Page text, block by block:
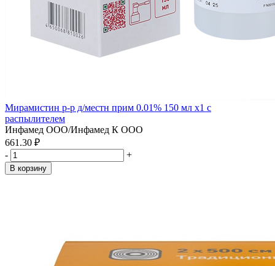
Мирамистин р-р д/местн прим 0.01% 150 мл x1 с
распылителем
Инфамед ООО/Инфамед К ООО
661.30 ₽
-
+
В корзину